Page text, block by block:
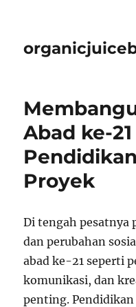
Abad ke-
Proyek
Di tengah pesatnya
dan perubahan
abad ke-21 seperti
komunikasi, dan
penting.